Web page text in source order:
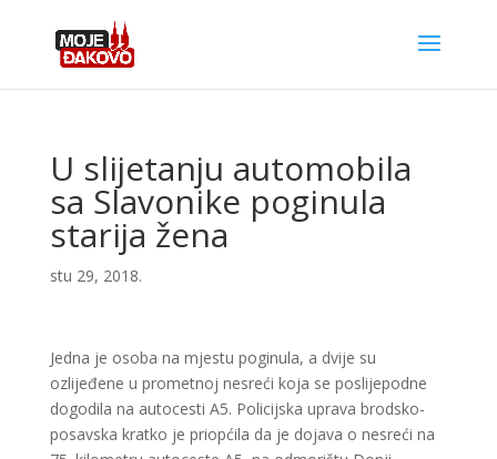
U slijetanju automobila
sa Slavonike poginula
starija žena
stu 29, 2018.
Jedna je osoba na mjestu poginula, a dvije su
ozlijeđene u prometnoj nesreći koja se poslijepodne
dogodila na autocesti A5. Policijska uprava brodsko-
posavska kratko je priopćila da je dojava o nesreći na